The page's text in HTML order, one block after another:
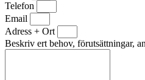
Telefon
Email
Adress + Ort
Beskriv ert behov, förutsättningar,